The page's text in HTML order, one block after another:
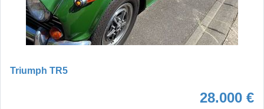
Triumph TR5
28.000 €